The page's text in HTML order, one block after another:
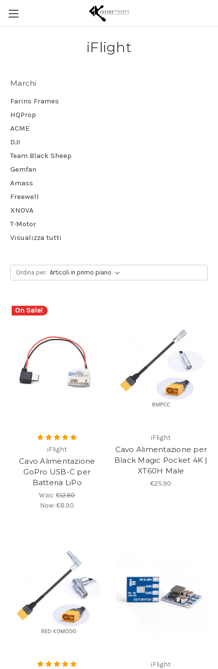
iFlight
Marchi
Farins Frames
HQProp
ACME
DJI
Team Black Sheep
Gemfan
Amass
Freewell
XNOVA
T-Motor
Visualizza tutti
Ordina per:
On Sale!
iFlight
Cavo Alimentazione
GoPro USB-C per
Batteria LiPo
Was:€12.90
Now:€8.90
iFlight
Cavo Alimentazione per
Black Magic Pocket 4K |
XT60H Male
€25.90
iFlight